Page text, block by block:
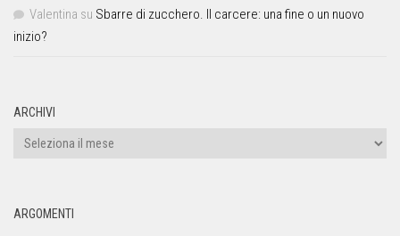
Valentina su Sbarre di zucchero. Il carcere: una fine o un nuovo
inizio?
ARCHIVI
ARGOMENTI